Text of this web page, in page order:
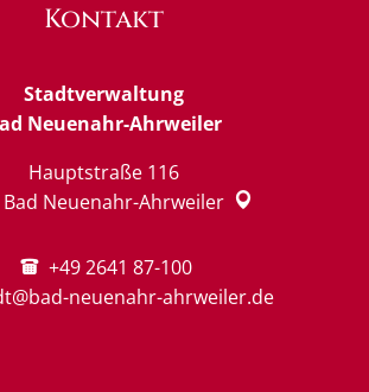
Kontakt
Stadtverwaltung
Neuenahr-Ahrweiler
Hauptstraße 116
Bad Neuenahr-Ahrweiler
+49 2641 87-100
neuenahr-ahrweiler.de